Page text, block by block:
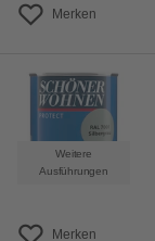
Merken
Weitere
Ausführungen
Merken